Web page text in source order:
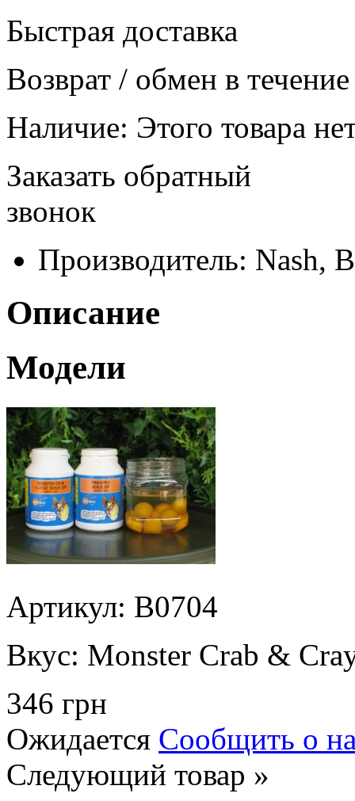
Быстрая доставка
Возврат / обмен в
Наличие: Этого товара
Заказать обратный
звонок
Производитель: Nash,
Описание
Модели
Артикул: B0704
Вкус: Monster Crab &
346 грн
Ожидается Сообщить о
Следующий товар »